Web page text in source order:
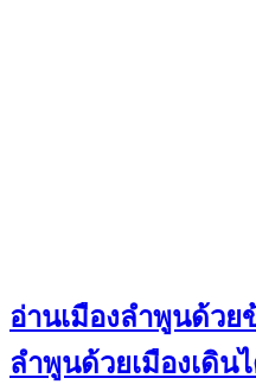
อ่านเมืองลำพูนด้วย
ลำพูนด้วยเมืองเดิน